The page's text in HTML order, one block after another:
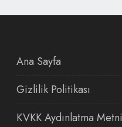
Ana Sayfa
Gizlilik Politikası
KVKK Aydınlatma Metni